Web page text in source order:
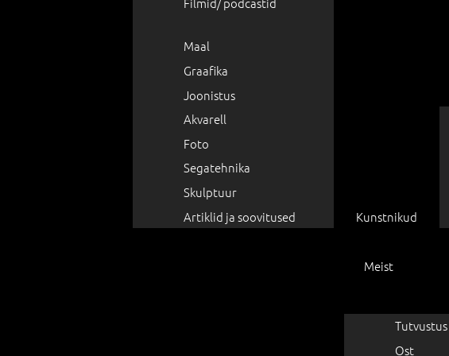
Maal
Graafika
Joonistus
Akvarell
Foto
Segatehnika
Skulptuur
Artiklid ja soovitused
Kunstnikud
Meist
Tutvustus
Ost